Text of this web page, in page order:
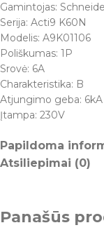
Gamintojas:
Serija: Acti9 K60N
Modelis: A9K01106
Poliškumas: 1P
Srovė: 6A
Charakteristika: B
Atjungimo geba: 6kA
Įtampa: 230V
Papildoma
Atsiliepimai (0)
Panašūs